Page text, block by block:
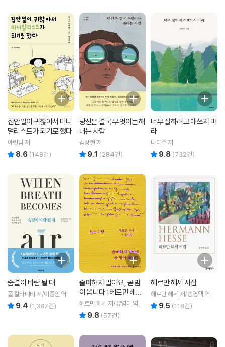
집안일이 귀찮아서 미니
멀리스트가 되기로 했다
에린남 저
8.6 (148건)
당신은 결국 무엇이든 해
내는 사람
김상현 저
9.1 (284건)
너무 잘하려고 애쓰지 마
라
나태주 저
9.8 (732건)
숨결이 바람 될 때
폴 칼라니티 저/이종인 역
9.4 (1,387건)
슬퍼하지 말아요, 곧 밤
이 옵니다 : 헤르만 헤세
시 필사집
헤르만 헤세 저/유영미 역
9.8 (57건)
헤르만 헤세 시집
헤르만 헤세 저/송영택 역
9.5 (118건)